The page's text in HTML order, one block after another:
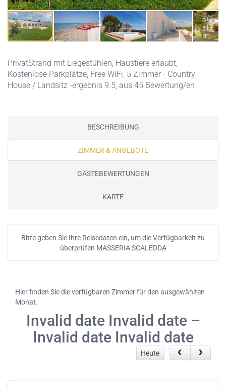
PrivatStrand mit Liegestühlen, Haustiere erlaubt,
Kostenlose Parkplätze, Free WiFi, 5 Zimmer - Country
House / Landsitz -ergebnis 9.5, aus 45 Bewertung/en
BESCHREIBUNG
ZIMMER & ANGEBOTE
GÄSTEBEWERTUNGEN
KARTE
Bitte geben Sie Ihre Reisedaten ein, um die Verfügbarkeit zu
überprüfen MASSERIA SCALEDDA
Hier finden Sie die verfügbaren Zimmer für den ausgewählten
Monat.
Invalid date Invalid date –
Invalid date Invalid date
Heute